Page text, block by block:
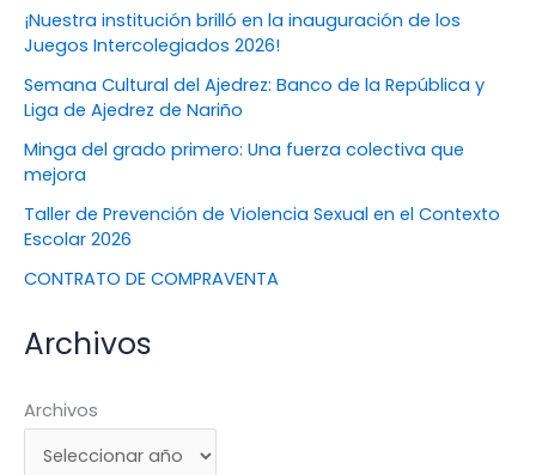
¡Nuestra institución brilló en la inauguración de los
Juegos Intercolegiados 2026!
Semana Cultural del Ajedrez: Banco de la República y
Liga de Ajedrez de Nariño
Minga del grado primero: Una fuerza colectiva que
mejora
Taller de Prevención de Violencia Sexual en el Contexto
Escolar 2026
CONTRATO DE COMPRAVENTA
Archivos
Archivos